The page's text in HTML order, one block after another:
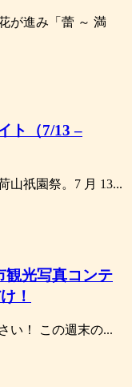
が進み「蕾 ～ 満
ト（7/13 –
山祇園祭。7 月 13...
観光写真コンテ
！
い！ この週末の...